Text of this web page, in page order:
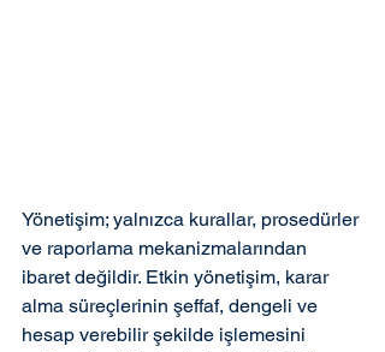
Yönetişim; yalnızca kurallar, prosedürler
ve raporlama mekanizmalarından
ibaret değildir. Etkin yönetişim, karar
alma süreçlerinin şeffaf, dengeli ve
hesap verebilir şekilde işlemesini